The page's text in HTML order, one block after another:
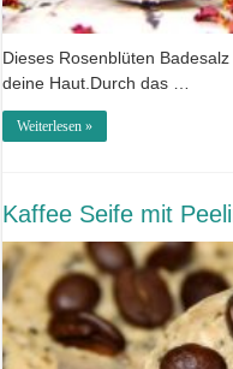
Dieses Rosenblüten
deine Haut.Durch das …
Weiterlesen »
Kaffee Seife mit